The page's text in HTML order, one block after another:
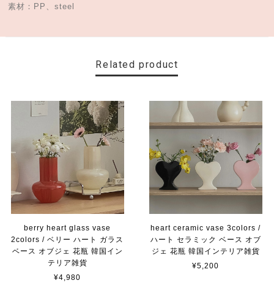
素材：PP、steel
Related product
berry heart glass vase
2colors / ベリー ハート ガラス
ベース オブジェ 花瓶 韓国イン
テリア雑貨
¥4,980
heart ceramic vase 3colors /
ハート セラミック ベース オブ
ジェ 花瓶 韓国インテリア雑貨
¥5,200